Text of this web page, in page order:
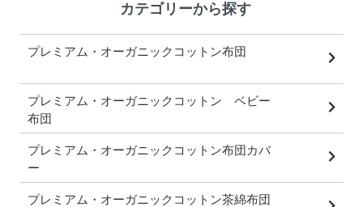
カテゴリーから探す
プレミアム・オーガニックコットン布団
プレミアム・オーガニックコットン ベビー
布団
プレミアム・オーガニックコットン布団カバ
ー
プレミアム・オーガニックコットン茶綿布団